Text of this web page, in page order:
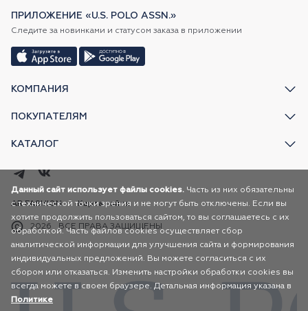
КОМПАНИЯ
ПОКУПАТЕЛЯМ
КАТАЛОГ
ПРИЛОЖЕНИЕ «U.S. POLO ASSN.»
Следите за новинками и статусом заказа в приложении
2026 ВСЕ ПРАВА ЗАЩИЩЕНЫ
AR FASHION Карта сайта
Данный сайт использует файлы cookies. Часть из них обязательны
с технической точки зрения и не могут быть отключены. Если вы
хотите продолжить пользоваться сайтом, то вы соглашаетесь с их
обработкой. Часть файлов cookies осуществляет сбор
аналитической информации для улучшения сайта и формирования
индивидуальных предложений. Вы можете согласиться с их
сбором или отказаться. Изменить настройки обработки cookies вы
всегда можете в своем браузере. Детальная информация указана в
Политике